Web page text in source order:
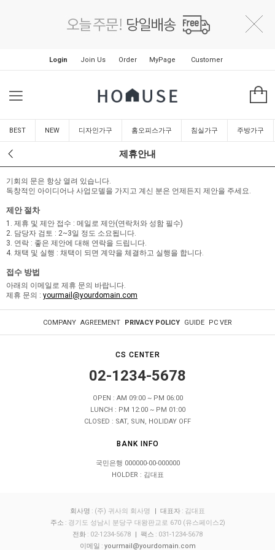
Login Join Us Order MyPage Customer
BEST NEW 디자인가구 홈오피스가구 침실가구 주방가구
제휴안내
기회의 문은 항상 열려 있습니다.
독창적인 아이디어나 사업모델을 가지고 계신 분은 언제든지 제안을 주세요.
제안 절차
1. 제휴 및 제안 접수 : 메일로 제안(연락처와 성함 필수)
2. 담당자 검토 : 2~3일 정도 소요됩니다.
3. 연락 : 좋은 제안에 대해 연락을 드립니다.
4. 채택 및 실행 : 채택이 되면 계약을 체결하고 실행을 합니다.
접수 방법
아래의 이메일로 제휴 문의 바랍니다.
제휴 문의 : yourmail@yourdomain.com
COMPANY AGREEMENT PRIVACY POLICY GUIDE PC VER
CS CENTER
02-1234-5678
OPEN : AM 09:00 ~ PM 06:00
LUNCH : PM 12:00 ~ PM 01:00
CLOSED : SAT, SUN, HOLIDAY OFF
BANK INFO
국민은행 000000-00-000000
HOLDER : 김대표
회사명 : (주) 귀사의 회사명 | 대표자 : 김대표
주소 : 경기도 성남시 분당구 대왕판교로 670 (유스페이스2)
전화 : 02-1234-5678 | 팩스 : 031-1234-5678
이메일 : yourmail@yourdomain.com